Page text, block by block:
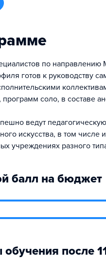
по направлению
готов к руководству
соло, в составе
ведут
искусства, в том
учреждениях разного
балл на бюджет
после